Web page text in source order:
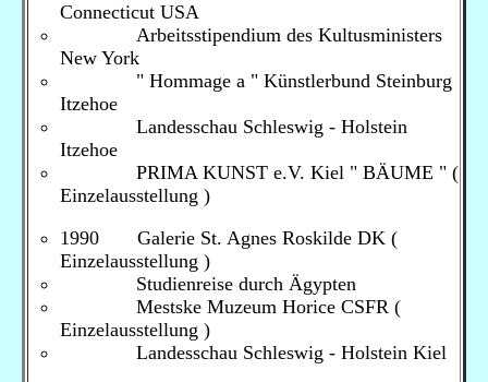
Connecticut USA
Arbeitsstipendium des Kultusministers
New York
" Hommage a " Künstlerbund Steinburg
Itzehoe
Landesschau Schleswig - Holstein
Itzehoe
PRIMA KUNST e.V. Kiel " BÄUME " (
Einzelausstellung )
1990 Galerie St. Agnes Roskilde DK (
Einzelausstellung )
Studienreise durch Ägypten
Mestske Muzeum Horice CSFR (
Einzelausstellung )
Landesschau Schleswig - Holstein Kiel